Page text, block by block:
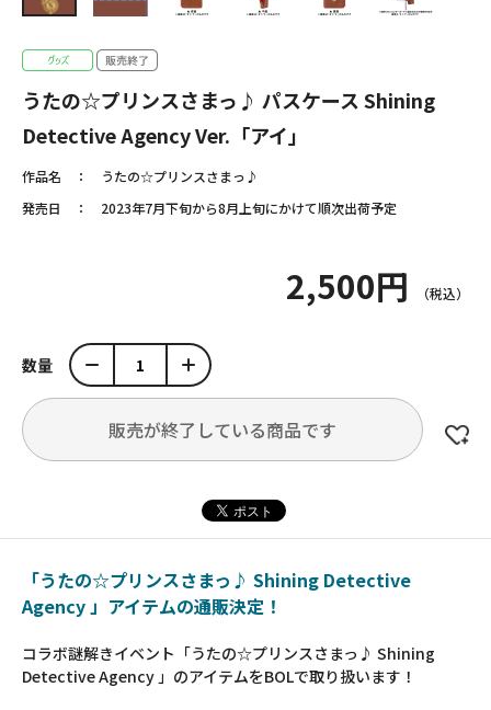
うたの☆プリンスさまっ♪ パスケース Shining
Detective Agency Ver.「アイ」
作品名
うたの☆プリンスさまっ♪
発売日
2023年7月下旬から8月上旬にかけて順次出荷予定
2,500円
数量
販売が終了している商品です
「うたの☆プリンスさまっ♪ Shining Detective
Agency 」アイテムの通販決定！
コラボ謎解きイベント「うたの☆プリンスさまっ♪ Shining
Detective Agency 」のアイテムをBOLで取り扱います！